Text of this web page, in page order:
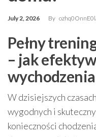
July 2, 2026 By
Pełny
– jak
W dzisiejszych
wygodnych i
konieczności